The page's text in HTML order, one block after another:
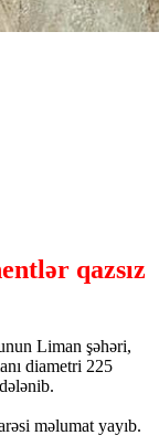
qazsız
Liman şəhəri,
diametri 225
məlumat yayıb.